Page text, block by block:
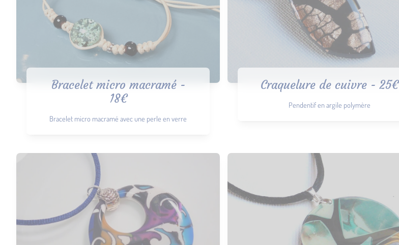
Bracelet micro macramé -
18€
Bracelet micro macramé avec une perle en verre
Craquelure de cuivre - 25€
Pendentif en argile polymère